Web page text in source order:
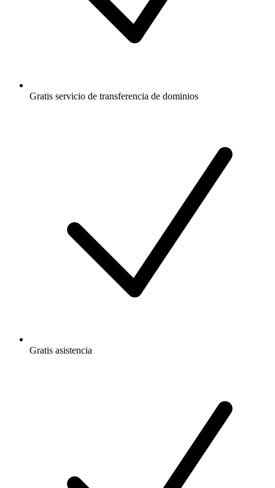
Gratis servicio de transferencia de dominios
Gratis asistencia